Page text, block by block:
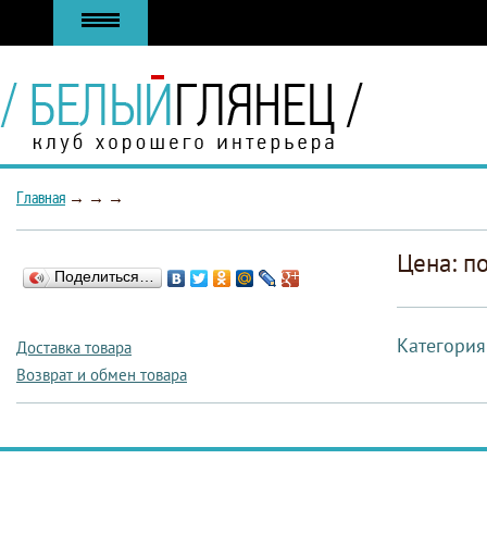
Главная → → →
Поделиться…
Доставка товара
Возврат и обмен товара
Цена: